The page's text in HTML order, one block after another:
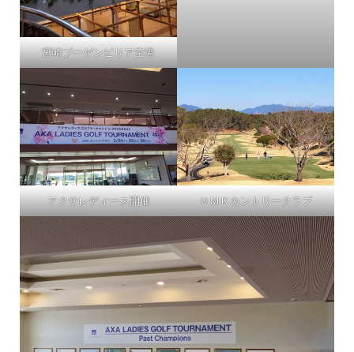
宮崎ブーゲンビリア空港
アクサレディース開催 ＵＭＫカントリークラブ